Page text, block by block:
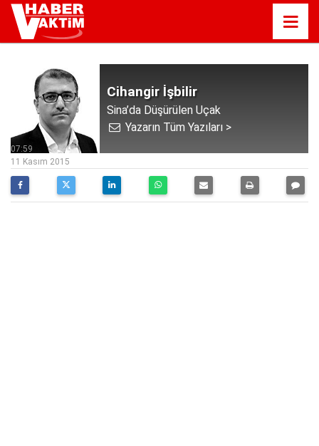
Cihangir İşbilir
Sina’da Düşürülen Uçak
Yazarın Tüm Yazıları >
07:59
11 Kasım 2015